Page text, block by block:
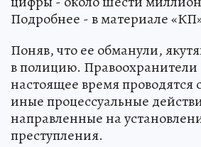
Подробнее - в материале
Поняв, что ее обманули,
в полицию. Правоохранители
настоящее время проводятся
иные процессуальные
направленные на
преступления.